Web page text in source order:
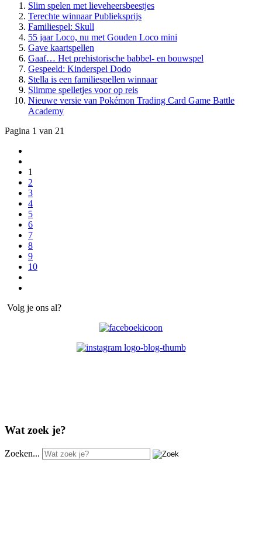
Slim spelen met lieveheersbeestjes
Terechte winnaar Publieksprijs
Familiespel: Skull
55 jaar Loco, nu met Gouden Loco mini
Gave kaartspellen
Gaaf… Het prehistorische babbel- en bouwspel
Gespeeld: Kinderspel Dodo
Stella is een familiespellen winnaar
Slimme spelletjes voor op reis
Nieuwe versie van Pokémon Trading Card Game Battle
Academy
Pagina 1 van 21
1
2
3
4
5
6
7
8
9
10
Volg je ons al?
Wat zoek je?
Zoeken...